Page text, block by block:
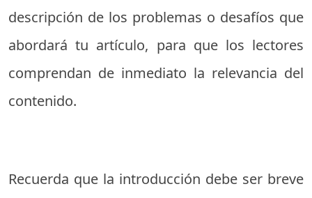
descripción de los problemas o desafíos que
abordará tu artículo, para que los lectores
comprendan de inmediato la relevancia del
contenido.
Recuerda que la introducción debe ser breve